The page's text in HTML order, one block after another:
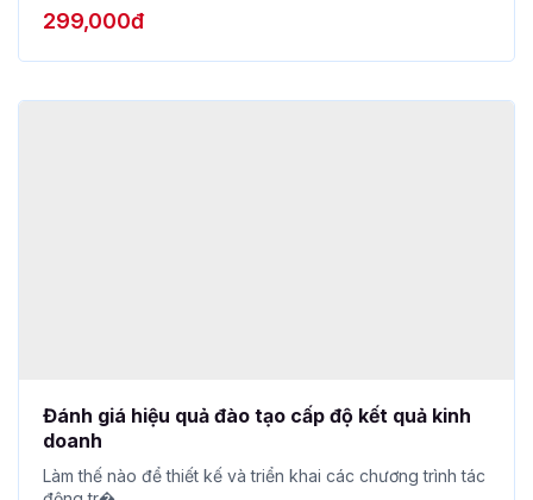
Làm thế nào để thiết kế và triển khai các chương trình tác
động tr�...
Đàm Thế Ngọc